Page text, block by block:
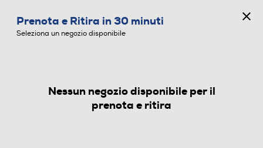
ACCESSORI HOME ENTERTAINMENT
Prenota e Ritira in 30 minuti
Seleziona un negozio disponibile
Nessun negozio disponibile per il
prenota e ritira